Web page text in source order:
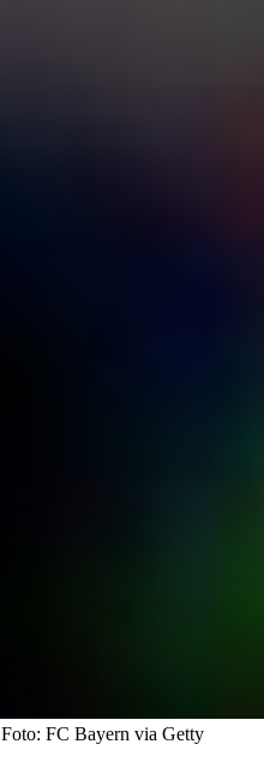
Foto: FC Bayern via Getty